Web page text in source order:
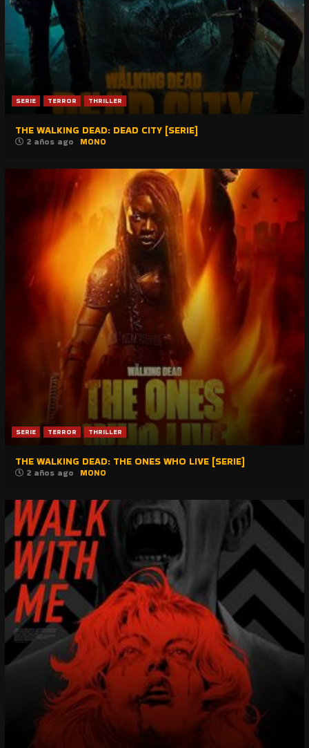
SERIE TERROR THRILLER
THE WALKING DEAD: DEAD CITY [SERIE]
2 años ago MONO
SERIE TERROR THRILLER
THE WALKING DEAD: THE ONES WHO LIVE [SERIE]
2 años ago MONO